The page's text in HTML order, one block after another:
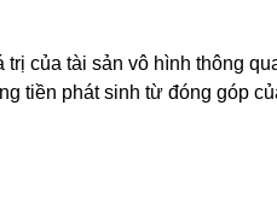
của tài sản vô hình thông
tiền phát sinh từ đóng góp